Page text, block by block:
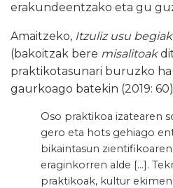
erakundeentzako eta gu
Amaitzeko, Itzuliz usu begiak
(bakoitzak bere misalitoak
praktikotasunari buruzko
gaurkoago batekin (2019:
Oso praktikoa izatearen
gero eta hots gehiago
bikaintasun
eraginkorren alde […].
praktikoak, kultur